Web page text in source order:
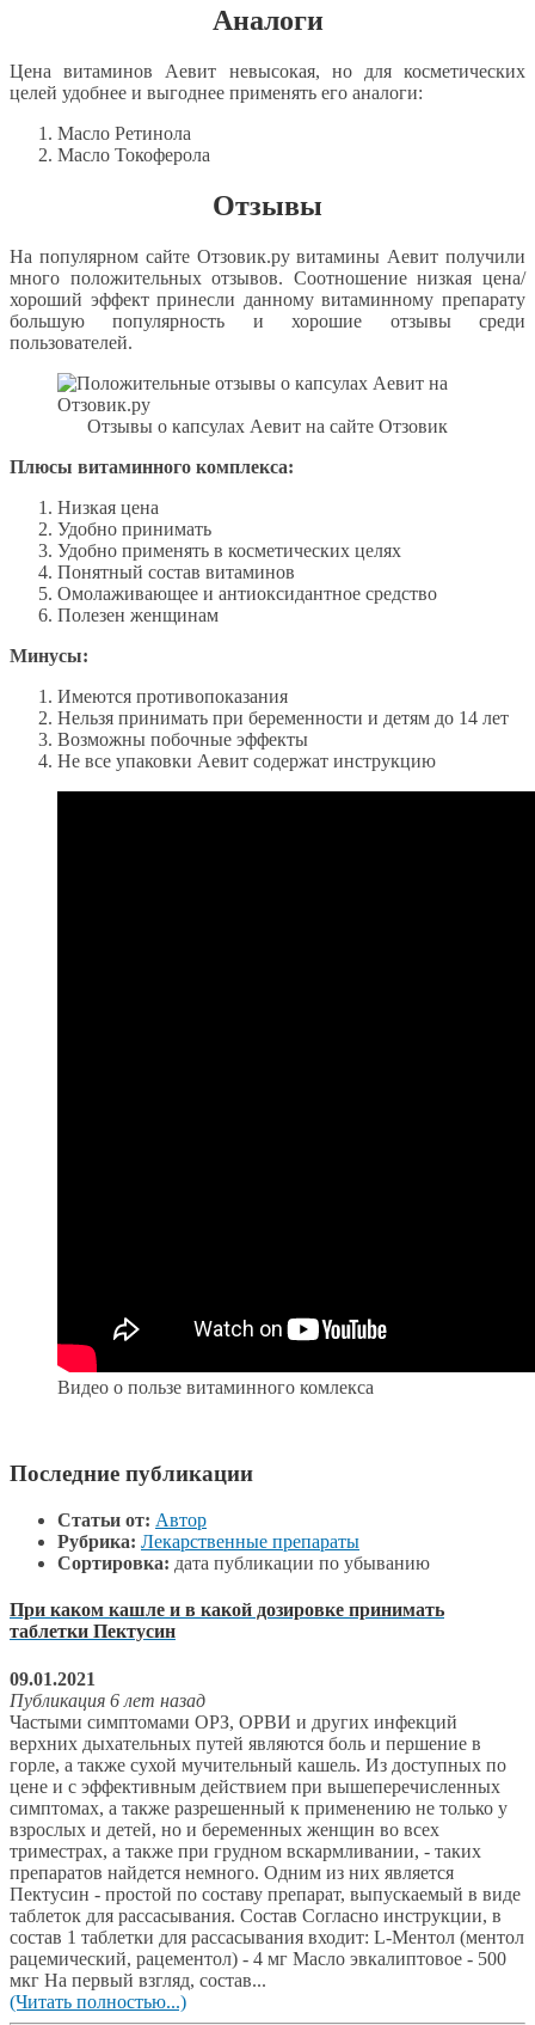
Аналоги
Цена витаминов Аевит невысокая, но для косметических
целей удобнее и выгоднее применять его аналоги:
Масло Ретинола
Масло Токоферола
Отзывы
На популярном сайте Отзовик.ру витамины Аевит получили
много положительных отзывов. Соотношение низкая цена/
хороший эффект принесли данному витаминному препарату
большую популярность и хорошие отзывы среди
пользователей.
Отзывы о капсулах Аевит на сайте Отзовик
Плюсы витаминного комплекса:
Низкая цена
Удобно принимать
Удобно применять в косметических целях
Понятный состав витаминов
Омолаживающее и антиоксидантное средство
Полезен женщинам
Минусы:
Имеются противопоказания
Нельзя принимать при беременности и детям до 14 лет
Возможны побочные эффекты
Не все упаковки Аевит содержат инструкцию
Видео о пользе витаминного комлекса
Последние публикации
Статьи от: Автор
Рубрика: Лекарственные препараты
Сортировка: дата публикации по убыванию
При каком кашле и в какой дозировке принимать
таблетки Пектусин
09.01.2021
Публикация 6 лет назад
Частыми симптомами ОРЗ, ОРВИ и других инфекций
верхних дыхательных путей являются боль и першение в
горле, а также сухой мучительный кашель. Из доступных по
цене и с эффективным действием при вышеперечисленных
симптомах, а также разрешенный к применению не только у
взрослых и детей, но и беременных женщин во всех
триместрах, а также при грудном вскармливании, - таких
препаратов найдется немного. Одним из них является
Пектусин - простой по составу препарат, выпускаемый в виде
таблеток для рассасывания. Состав Согласно инструкции, в
состав 1 таблетки для рассасывания входит: L-Ментол (ментол
рацемический, рацементол) - 4 мг Масло эвкалиптовое - 500
мкг На первый взгляд, состав...
(Читать полностью...)